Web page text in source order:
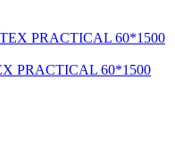
PRACTICAL 60*1500